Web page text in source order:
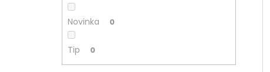
Novinka 0
Tip 0